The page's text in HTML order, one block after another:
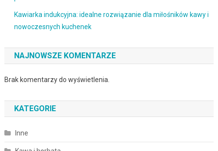
Kawiarka indukcyjna: idealne rozwiązanie dla miłośników kawy i
nowoczesnych kuchenek
NAJNOWSZE KOMENTARZE
Brak komentarzy do wyświetlenia.
KATEGORIE
Inne